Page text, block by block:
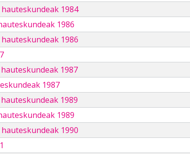
1984
1986
1986
1987
1987
1989
1989
1990